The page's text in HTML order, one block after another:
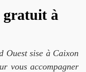
gratuit à
Ouest sise à Caixon
vous accompagner